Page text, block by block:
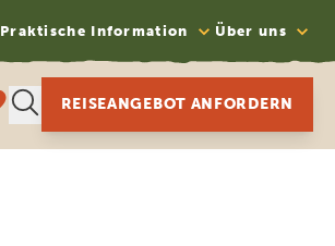
Praktische Information Über uns
REISEANGEBOT ANFORDERN